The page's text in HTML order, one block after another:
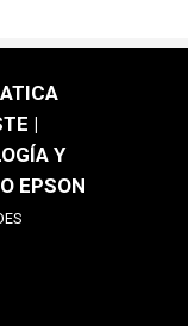
|
Y
EPSON